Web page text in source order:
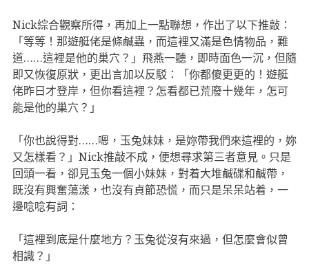
Nick綜合觀察所得，再加上一點聯想，作出了以下推敲：
「等等！那遊艇佬是條鹹蟲，而這裡又滿是色情物品，難
道……這裡是他的巢穴？」飛燕一聽，即時面色一沉，但隨
即又恢復原狀，更出言加以反駁：「你都傻更更的！遊艇
佬昨日才登岸，但你看這裡？怎看都已荒廢十幾年，怎可
能是他的巢穴？」
「你也說得對……嗯，玉兔妹妹，是妳帶我們來這裡的，妳
又怎樣看？」Nick推敲不成，便想尋求第三者意見。只是
回頭一看，卻見玉兔一個小妹妹，對着大堆鹹碟和鹹帶，
既沒有興奮蕩漾，也沒有貞節恐慌，而只是呆呆站着，一
邊唸唸有詞：
「這裡到底是什麼地方？玉兔從沒有來過，但怎麼會似曾
相識？」